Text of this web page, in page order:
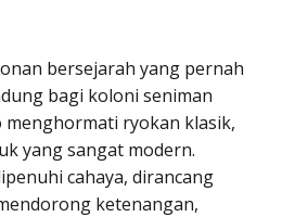
bersejarah yang pernah
bagi koloni seniman
ryokan klasik,
yang sangat modern.
cahaya, dirancang
ketenangan,